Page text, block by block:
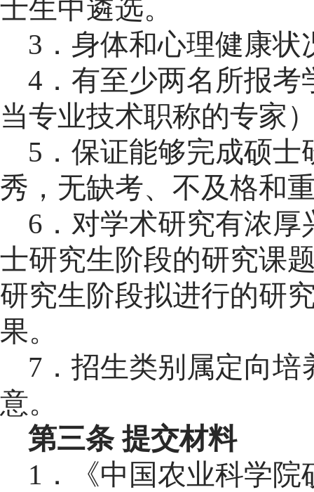
士生中遴选。
3 ． 身体和心理健康状
4． 有至少两名所报考
当专业技术职称的专家
5 ． 保证能够完成硕士
秀，无缺考、不及格和
6 ．对学术研究有浓
士研究生阶段的研究课
研究生阶段拟进行的研
果。
7 ．招生类别属定向
意。
第三条 提交材料
1 ．
《中国农业科学